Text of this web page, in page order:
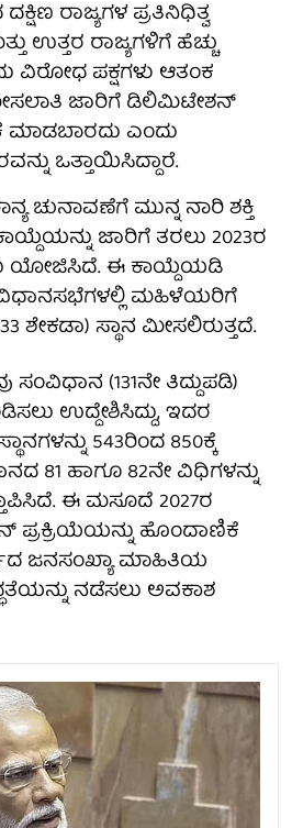
ರಾಜ್ಯಗಳ ಪ್ರತಿನಿಧಿತ್ವ
ಉತ್ತರ ರಾಜ್ಯಗಳಿಗೆ ಹೆಚ್ಚು
ವಿರೋಧ ಪಕ್ಷಗಳು ಆತಂಕ
ಜಾರಿಗೆ ಡಿಲಿಮಿಟೇಶನ್
ಮಾಡಬಾರದು ಎಂದು
ಒತ್ತಾಯಿಸಿದ್ದಾರೆ.
ಚುನಾವಣೆಗೆ ಮುನ್ನ ನಾರಿ ಶಕ್ತಿ
ಜಾರಿಗೆ ತರಲು 2023ರ
ಯೋಜಿಸಿದೆ. ಈ ಕಾಯ್ದೆಯಡಿ
ವಿಧಾನಸಭೆಗಳಲ್ಲಿ ಮಹಿಳೆಯರಿಗೆ
ಶೇಕಡಾ) ಸ್ಥಾನ ಮೀಸಲಿರುತ್ತದೆ.
(131ನೇ ತಿದ್ದುಪಡಿ)
ಉದ್ದೇಶಿಸಿದ್ದು, ಇದರ
543ರಿಂದ 850ಕ್ಕೆ
81 ಹಾಗೂ 82ನೇ ವಿಧಿಗಳನ್ನು
ಈ ಮಸೂದೆ 2027ರ
ಹೊಂದಾಣಿಕೆ
ಜನಸಂಖ್ಯಾ ಮಾಹಿತಿಯ
ನಡೆಸಲು ಅವಕಾಶ